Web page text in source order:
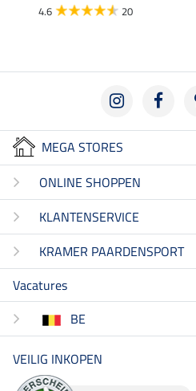
4.6 20
MEGA STORES
ONLINE SHOPPEN
KLANTENSERVICE
KRAMER PAARDENSPORT
Vacatures
BE
VEILIG INKOPEN